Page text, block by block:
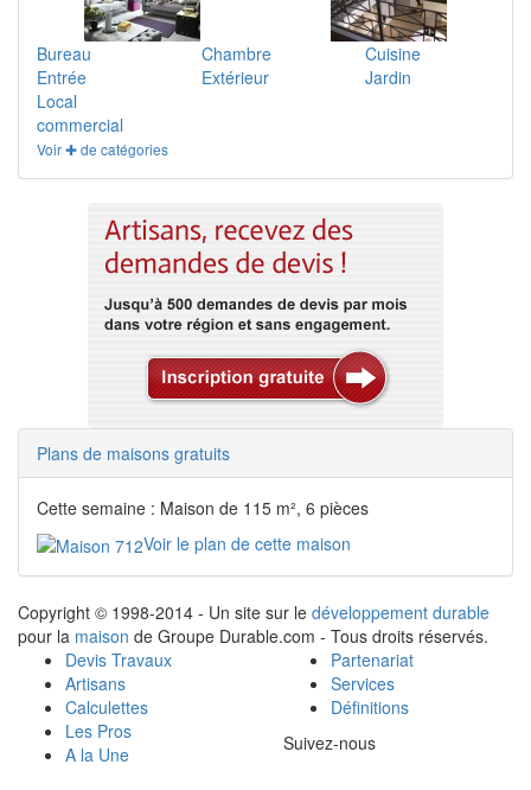
Bureau Chambre
Cuisine
Entrée
Extérieur
Jardin
Local
commercial
Voir ✚ de catégories
Plans de maisons gratuits
Cette semaine : Maison de 115 m², 6 pièces
Voir le plan de cette maison
Copyright © 1998-2014 - Un site sur le développement durable
pour la maison de Groupe Durable.com - Tous droits réservés.
Devis Travaux
Artisans
Calculettes
Les Pros
A la Une
Partenariat
Services
Définitions
Suivez-nous